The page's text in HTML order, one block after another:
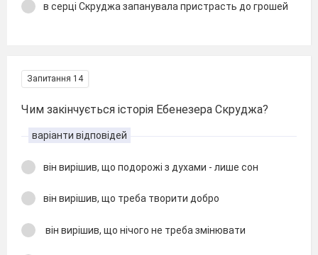
в серці Скруджа запанувала пристрасть до грошей
Запитання 14
Чим закінчується історія Ебенезера Скруджа?
варіанти відповідей
він вирішив, що подорожі з духами - лише сон
він вирішив, що треба творити добро
він вирішив, що нічого не треба змінювати